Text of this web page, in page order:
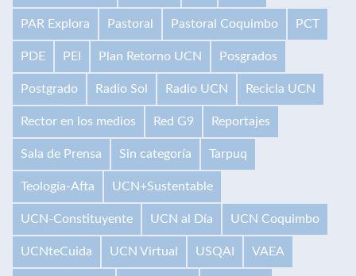
PAR Explora Pastoral Pastoral Coquimbo PCT
PDE PEI Plan Retorno UCN Posgrados
Postgrado Radio Sol Radio UCN Recicla UCN
Rector en los medios Red G9 Reportajes
Sala de Prensa Sin categoría Tarpuq
Teología-Afta UCN+Sustentable
UCN-Constituyente UCN al Día UCN Coquimbo
UCNteCuida UCN Virtual USQAI VAEA